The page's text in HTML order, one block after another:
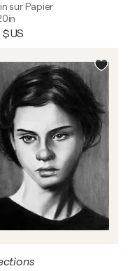
sur Papier